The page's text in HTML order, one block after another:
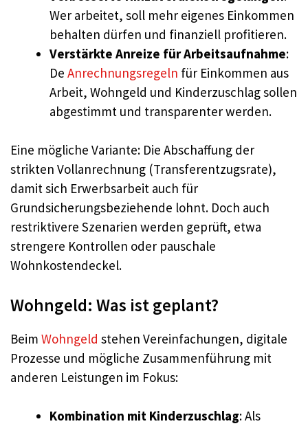
Wer arbeitet, soll mehr eigenes Einkommen
behalten dürfen und finanziell profitieren.
Verstärkte Anreize für Arbeitsaufnahme:
De Anrechnungsregeln für Einkommen aus
Arbeit, Wohngeld und Kinderzuschlag sollen
abgestimmt und transparenter werden.
Eine mögliche Variante: Die Abschaffung der
strikten Vollanrechnung (Transferentzugsrate),
damit sich Erwerbsarbeit auch für
Grundsicherungsbeziehende lohnt. Doch auch
restriktivere Szenarien werden geprüft, etwa
strengere Kontrollen oder pauschale
Wohnkostendeckel.
Wohngeld: Was ist geplant?
Beim Wohngeld stehen Vereinfachungen, digitale
Prozesse und mögliche Zusammenführung mit
anderen Leistungen im Fokus:
Kombination mit Kinderzuschlag: Als